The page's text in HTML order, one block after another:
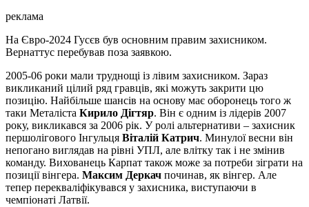
реклама
На Євро-2024 Гусєв був основним правим захисником.
Вернаттус перебував поза заявкою.
2005-06 роки мали труднощі із лівим захисником. Зараз
викликаний цілий ряд гравців, які можуть закрити цю
позицію. Найбільше шансів на основу має оборонець того ж
таки Металіста Кирило Дігтяр. Він є одним із лідерів 2007
року, викликався за 2006 рік. У ролі альтернативи – захисник
першолігового Інгульця Віталій Катрич. Минулої весни він
непогано виглядав на рівні УПЛ, але влітку так і не змінив
команду. Вихованець Карпат також може за потреби зіграти на
позиції вінгера. Максим Деркач починав, як вінгер. Але
тепер перекваліфікувався у захисника, виступаючи в
чемпіонаті Латвії.